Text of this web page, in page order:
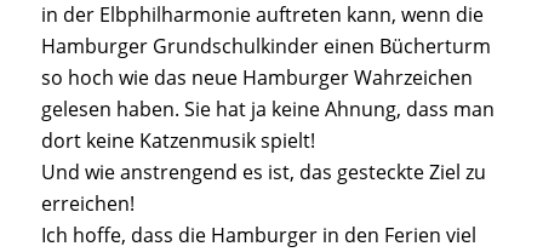
in der Elbphilharmonie auftreten kann, wenn die
Hamburger Grundschulkinder einen Bücherturm
so hoch wie das neue Hamburger Wahrzeichen
gelesen haben. Sie hat ja keine Ahnung, dass man
dort keine Katzenmusik spielt!
Und wie anstrengend es ist, das gesteckte Ziel zu
erreichen!
Ich hoffe, dass die Hamburger in den Ferien viel